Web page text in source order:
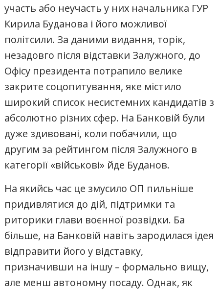
участь або неучасть у них начальника ГУР
Кирила Буданова і його можливої
політсили. За даними видання, торік,
незадовго після відставки Залужного, до
Офісу президента потрапило велике
закрите соцопитування, яке містило
широкий список несистемних кандидатів з
абсолютно різних сфер. На Банковій були
дуже здивовані, коли побачили, що
другим за рейтингом після Залужного в
категорії «військові» йде Буданов.
На якийсь час це змусило ОП пильніше
придивлятися до дій, підтримки та
риторики глави воєнної розвідки. Ба
більше, на Банковій навіть зародилася ідея
відправити його у відставку,
призначивши на іншу – формально вищу,
але менш автономну посаду. Однак, як